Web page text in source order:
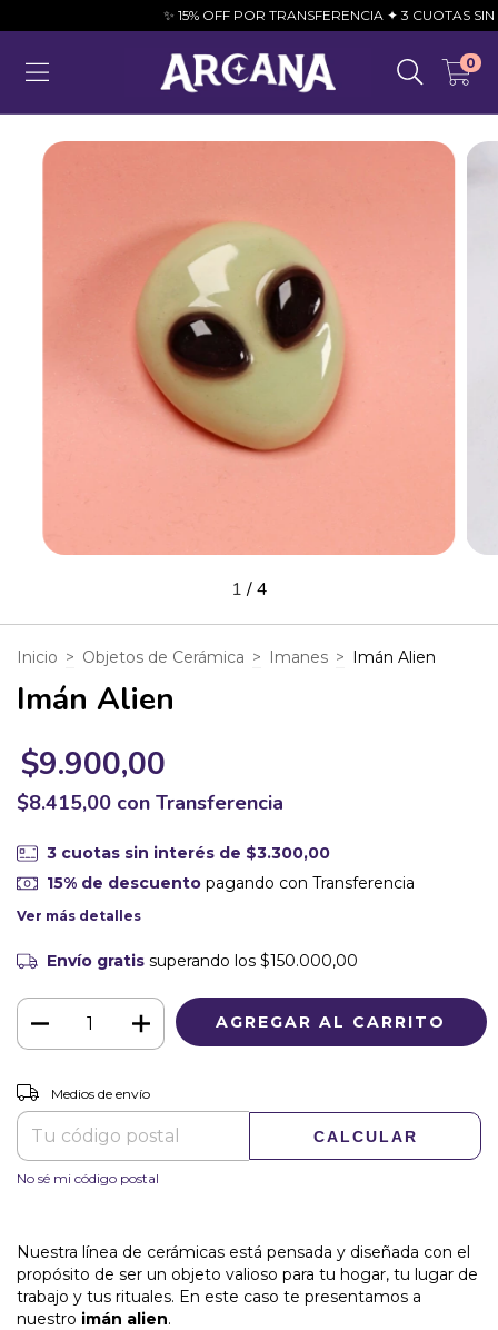
✨ 15% OFF POR TRANSFERENCIA ✦ 3 CUOTAS SIN
0
1/4
Inicio > Objetos de Cerámica > Imanes > Imán Alien
Imán Alien
$9.900,00
$8.415,00 con Transferencia
3 cuotas sin interés de $3.300,00
15% de descuentopagando con Transferencia
Ver más detalles
Envío gratis superando los $150.000,00
Entregas para el CP:
Medios de envío
CALCULAR
No sé mi código postal
Nuestra línea de cerámicas está pensada y diseñada con el
propósito de ser un objeto valioso para tu hogar, tu lugar de
trabajo y tus rituales. En este caso te presentamos a
nuestro imán alien.